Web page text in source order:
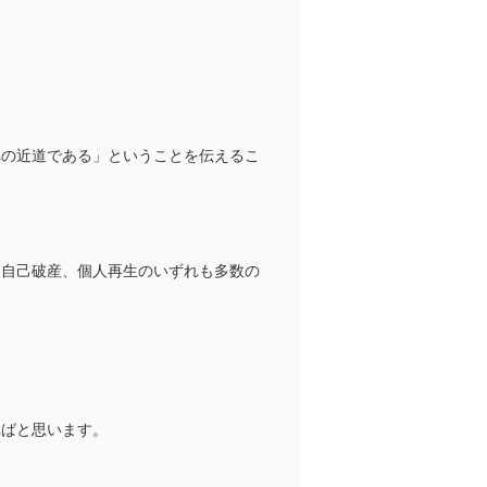
近道である」ということを伝えるこ
己破産、個人再生のいずれも多数の
と思います。